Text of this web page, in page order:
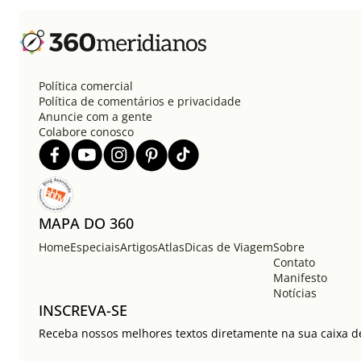
Política comercial
Política de comentários e privacidade
Anuncie com a gente
Colabore conosco
MAPA DO 360
HomeEspeciaisArtigosAtlasDicas de ViagemSobre
Contato
Manifesto
Notícias
INSCREVA-SE
Receba nossos melhores textos diretamente na sua caixa